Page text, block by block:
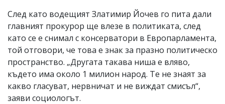
След като водещият Златимир Йочев го пита дали
главният прокурор ще влезе в политиката, след
като се е снимал с консерватори в Европарламента,
той отговори, че това е знак за празно политическо
пространство. „Другата такава ниша е вляво,
където има около 1 милион народ. Те не знаят за
какво гласуват, нервничат и не виждат смисъл“,
заяви социологът.